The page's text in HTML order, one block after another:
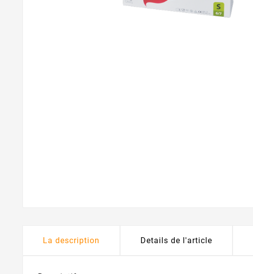
La description Details de l'article